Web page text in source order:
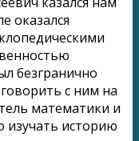
оказался
безгранично
с ним на
математики и
изучать историю